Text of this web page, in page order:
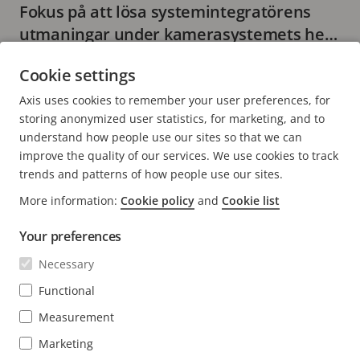
Fokus på att lösa systemintegratörens
utmaningar under kamerasystemets hela
LÄS MER
FOOTER
KONTAKT
Kontakta oss
Upplevelsecentrum
NYHETSARTIKLAR
Kundcase
Life at Axis
Engineering at Axis
PRENUMERERA
Prenumerera på nyhetsbrev
Prenumerera på Axis säkerhetsaviseringar per e-post
Cookie settings
Axis uses cookies to remember your user preferences, for
storing anonymized user statistics, for marketing, and to
understand how people use our sites so that we can
improve the quality of our services. We use cookies to track
trends and patterns of how people use our sites.
More information: Cookie policy and Cookie list
Your preferences
Necessary
Functional
Measurement
Marketing